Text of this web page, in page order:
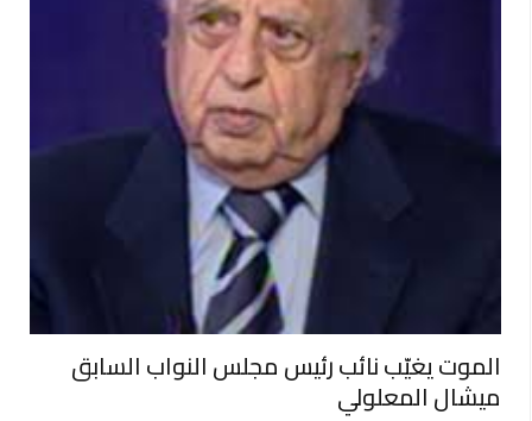
الموت يغيّب نائب رئيس مجلس النواب السابق
ميشال المعلولي